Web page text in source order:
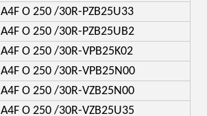
A4F O 250 /30R-PZB25U33
A4F O 250 /30R-PZB25UB2
A4F O 250 /30R-VPB25K02
A4F O 250 /30R-VPB25N00
A4F O 250 /30R-VZB25N00
A4F O 250 /30R-VZB25U35